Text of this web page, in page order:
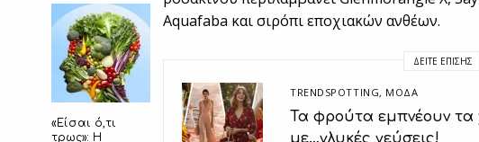
«Είσαι ό,τι
τρως»: Η
Aquafaba και σιρόπι εποχιακών ανθέων.
ΔΕΊΤΕ ΕΠΊΣΗΣ
TRENDSPOTTING, ΜΟΔΑ
Τα φρούτα εμπνέουν τα
με…γλυκές γεύσεις!